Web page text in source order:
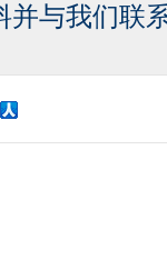
并与我们联